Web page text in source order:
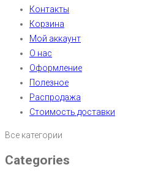
Контакты
Корзина
Мой аккаунт
О нас
Оформление
Полезное
Распродажа
Стоимость доставки
Все категории
Categories